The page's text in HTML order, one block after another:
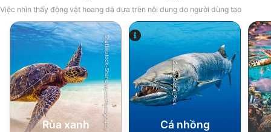
Việc nhìn thấy động vật hoang dã dựa trên nội dung do người dùng tạo
Shutterstock-Shane Myers Photography
Rùa xanh
iStock-Global_Pics
Cá nhồng